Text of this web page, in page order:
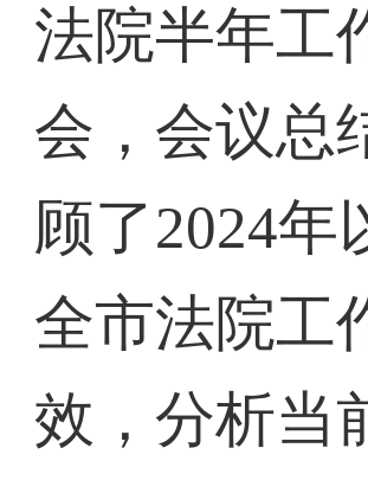
法院半年工
会，会议总
顾了2024年
全市法院工
效，分析当